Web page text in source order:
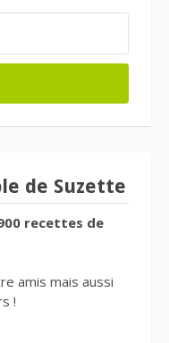
de Suzette
recettes de
amis mais aussi
!